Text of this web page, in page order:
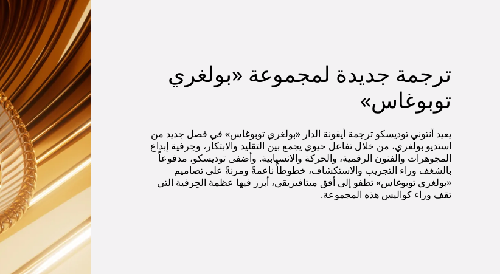
ترجمة جديدة لمجموعة «بولغري
توبوغاس»
يعيد أنتوني توديسكو ترجمة أيقونة الدار «بولغري توبوغاس» في فصل جديد من
استديو بولغري، من خلال تفاعل حيوي يجمع بين التقليد والابتكار، وحِرفية إبداع
المجوهرات والفنون الرقمية، والحركة والانسيابية. وأضفى توديسكو، مدفوعاً
بالشغف وراء التجريب والاستكشاف، خطوطاً ناعمةً ومرنةً على تصاميم
«بولغري توبوغاس» تطفو إلى أفق ميتافيزيقي، أبرز فيها عظمة الحِرفية التي
تقف وراء كواليس هذه المجموعة.